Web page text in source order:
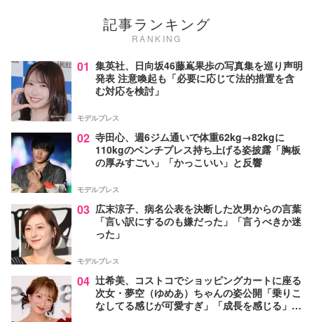
記事ランキング
RANKING
01 集英社、日向坂46藤嶌果歩の写真集を巡り声明
発表 注意喚起も「必要に応じて法的措置を含
む対応を検討」
モデルプレス
02 寺田心、週6ジム通いで体重62kg→82kgに
110kgのベンチプレス持ち上げる姿披露「胸板
の厚みすごい」「かっこいい」と反響
モデルプレス
03 広末涼子、病名公表を決断した次男からの言葉
「言い訳にするのも嫌だった」「言うべきか迷
った」
モデルプレス
04 辻希美、コストコでショッピングカートに座る
次女・夢空（ゆめあ）ちゃんの姿公開「乗りこ
なしてる感じが可愛すぎ」「成長を感じる」の